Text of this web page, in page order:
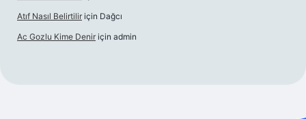
Atıf Nasıl Belirtilir için Dağcı
Ac Gozlu Kime Denir için admin